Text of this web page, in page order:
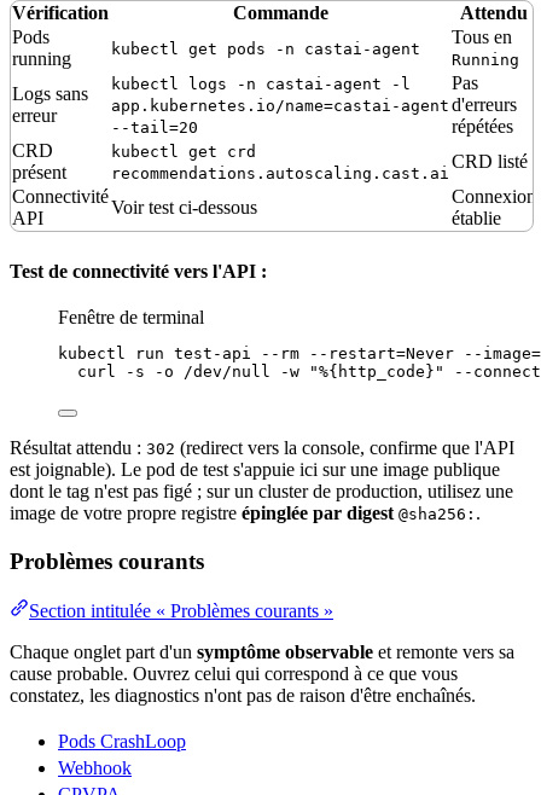
Vérification Commande
Attendu
Pods
running
kubectl get pods -n castai-agent
Tous en
Running
Logs sans
erreur
kubectl logs -n castai-agent -l
app.kubernetes.io/name=castai-agent
--tail=20
Pas
d'erreurs
répétées
CRD
présent
kubectl get crd
recommendations.autoscaling.cast.ai
CRD listé
Connectivité
API
Voir test ci-dessous
Connexion
établie
Test de connectivité vers l'API :
Fenêtre de terminal
kubectl run test-api --rm --restart=Never
--
curl
-s -o /dev/null -w "%{http_code} " --
Résultat attendu : 302 (redirect vers la console, confirme que l'API
est joignable). Le pod de test s'appuie ici sur une image publique
dont le tag n'est pas figé ; sur un cluster de production, utilisez une
image de votre propre registre épinglée par digest @sha256: .
Problèmes courants
Section intitulée « Problèmes courants »
Chaque onglet part d'un symptôme observable et remonte vers sa
cause probable. Ouvrez celui qui correspond à ce que vous
constatez, les diagnostics n'ont pas de raison d'être enchaînés.
Pods CrashLoop
Webhook